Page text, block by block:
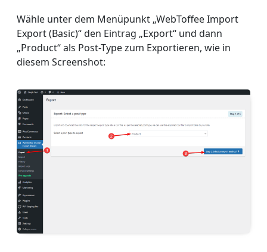
Wähle unter dem Menüpunkt „WebToffee Import
Export (Basic)“ den Eintrag „Export“ und dann
„Product“ als Post-Type zum Exportieren, wie in
diesem Screenshot: